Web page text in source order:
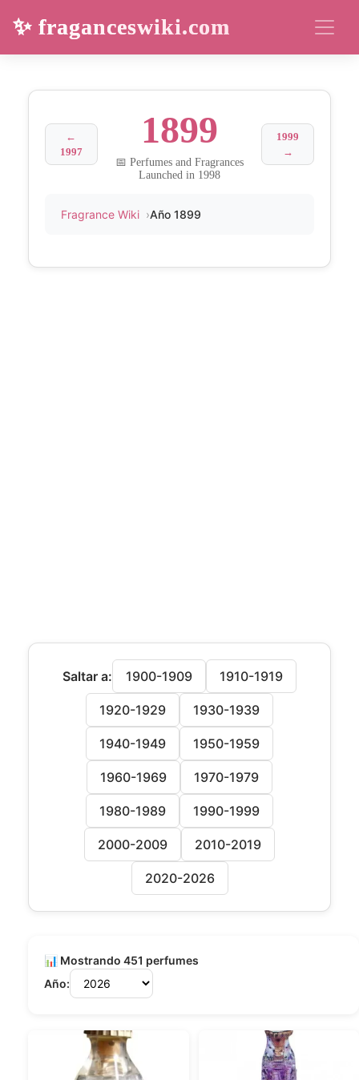
✨ fraganceswiki.com
←
1997
1899
📅 Perfumes and Fragrances
Launched in 1998
1999
→
Fragrance Wiki Año 1899
Saltar a: 1900-1909 1910-1919
1920-1929 1930-1939
1940-1949 1950-1959
1960-1969 1970-1979
1980-1989 1990-1999
2000-2009 2010-2019
2020-2026
📊 Mostrando 451 perfumes
Año: